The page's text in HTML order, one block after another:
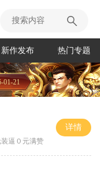
新作发布 热门专题
01-21
逼０元满赞
详情